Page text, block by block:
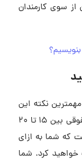
سوی کارمندان
نکته این
مقاله است. یک کارمند عادی، به صورت میانگین حقوقی بین ۱۵ تا ۲۰
که شما به ازای
خواهید کرد. شما